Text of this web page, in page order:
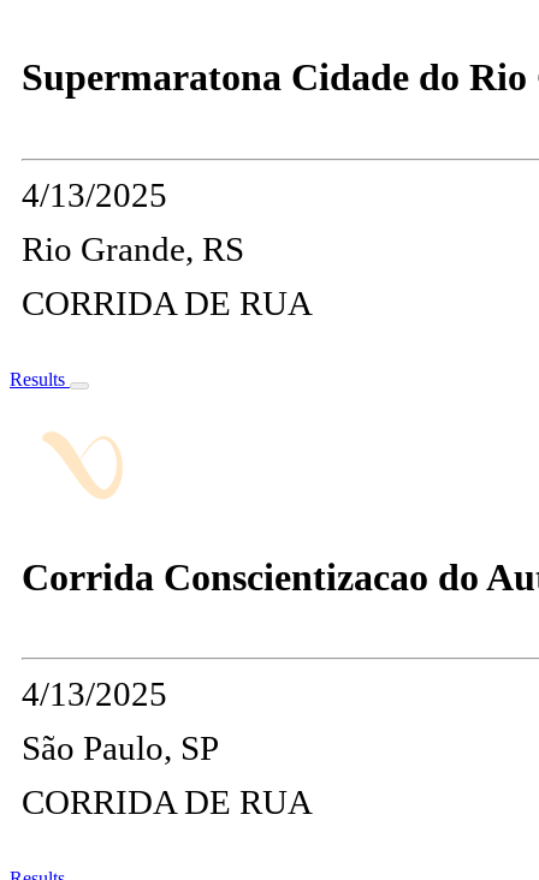
Supermaratona Cidade do Rio
4/13/2025
Rio Grande, RS
CORRIDA DE RUA
Results
Corrida Conscientizacao do
4/13/2025
São Paulo, SP
CORRIDA DE RUA